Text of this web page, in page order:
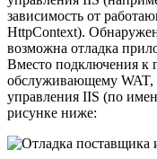
зависимость от
HttpContext).
возможна отладка
Вместо подключения к
обслуживающему WAT,
управления IIS (по
рисунке ниже: